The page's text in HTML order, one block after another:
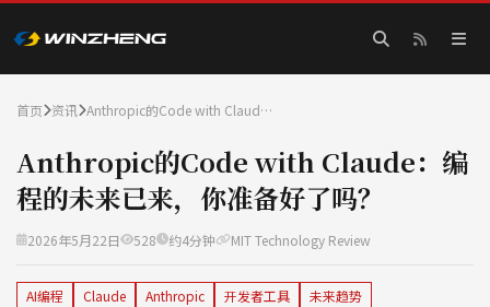
首页 资讯 Anthropic的Code with Claud…
Anthropic的Code with Claude：编
程的未来已来，你准备好了吗？
2026年5月22日 528 约4分钟 MIT Technology Review
AI编程 Claude Anthropic 开发者工具 未来趋势